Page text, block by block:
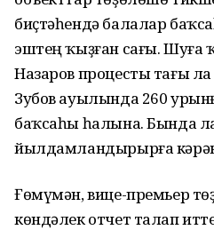
биҫтәһендә балалар
эштең ҡыҙған сағы. Шуға
Назаров процесты тағы
Зубов ауылында 260
баҡсаһы һалына. Бында
йылдамландырырға
Ғөмүмән, вице-премьер
көндәлек отчет талап